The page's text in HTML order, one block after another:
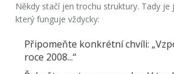
Někdy stačí jen trochu struktury. Tady je
který funguje vždycky:
Připomeňte konkrétní chvíli:
roce 2008...“